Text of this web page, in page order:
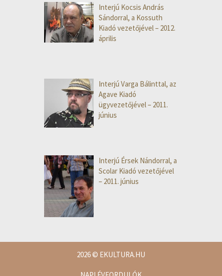
Interjú Kocsis András
Sándorral, a Kossuth
Kiadó vezetőjével – 2012.
április
Interjú Varga Bálinttal, az
Agave Kiadó
ügyvezetőjével – 2011.
június
Interjú Érsek Nándorral, a
Scolar Kiadó vezetőjével
– 2011. június
2026© EKULTURA.HU